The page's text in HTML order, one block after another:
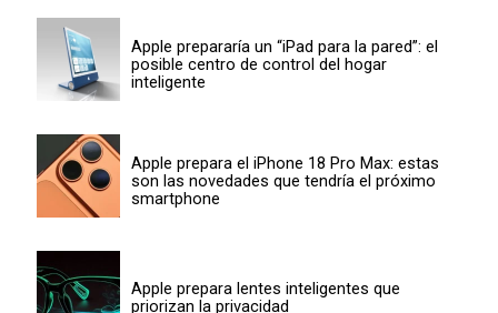
Apple prepararía un “iPad para la pared”: el
posible centro de control del hogar
inteligente
Apple prepara el iPhone 18 Pro Max: estas
son las novedades que tendría el próximo
smartphone
Apple prepara lentes inteligentes que
priorizan la privacidad